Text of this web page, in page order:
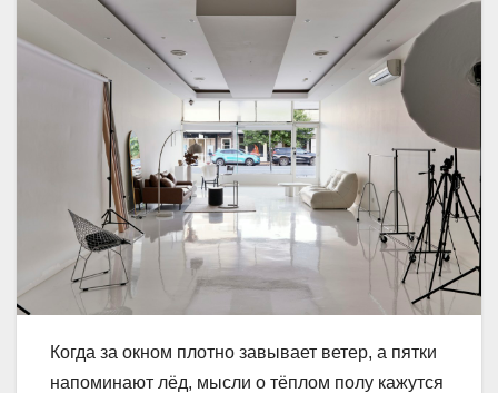
Когда за окном плотно завывает ветер, а пятки
напоминают лёд, мысли о тёплом полу кажутся